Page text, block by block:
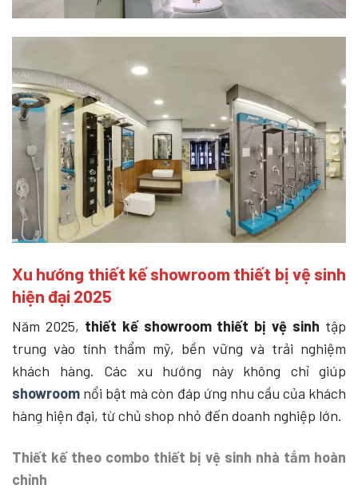
Xu hướng thiết kế showroom thiết bị vệ sinh
hiện đại 2025
Năm 2025, thiết kế showroom thiết bị vệ sinh tập
trung vào tính thẩm mỹ, bền vững và trải nghiệm
khách hàng. Các xu hướng này không chỉ giúp
showroom nổi bật mà còn đáp ứng nhu cầu của khách
hàng hiện đại, từ chủ shop nhỏ đến doanh nghiệp lớn.
Thiết kế theo combo thiết bị vệ sinh nhà tắm hoàn
chỉnh